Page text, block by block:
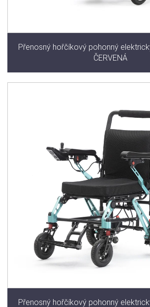
Přenosný hořčíkový pohonný
ČERVENÁ
Přenosný hořčíkový pohonný